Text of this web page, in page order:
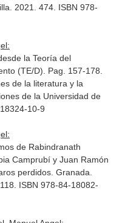
2021. 474. ISBN 978-
la Teoría del
(TE/D). Pag. 157-178.
de la literatura y la
de la Universidad de
10-9
de Rabindranath
Camprubí y Juan Ramón
perdidos. Granada.
ISBN 978-84-18082-